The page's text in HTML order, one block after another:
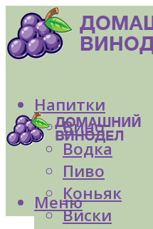
Напитки
Вино
Водка
Пиво
Коньяк
Виски
Меню